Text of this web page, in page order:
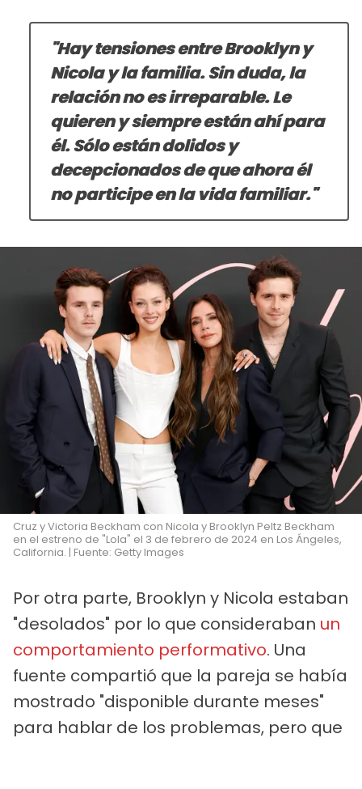
"Hay tensiones entre Brooklyn y
Nicola y la familia. Sin duda, la
relación no es irreparable. Le
quieren y siempre están ahí para
él. Sólo están dolidos y
decepcionados de que ahora él
no participe en la vida familiar."
Cruz y Victoria Beckham con Nicola y Brooklyn Peltz Beckham
en el estreno de "Lola" el 3 de febrero de 2024 en Los Ángeles,
California. | Fuente: Getty Images
Por otra parte, Brooklyn y Nicola estaban
"desolados" por lo que consideraban un
comportamiento performativo. Una
fuente compartió que la pareja se había
mostrado "disponible durante meses"
para hablar de los problemas, pero que